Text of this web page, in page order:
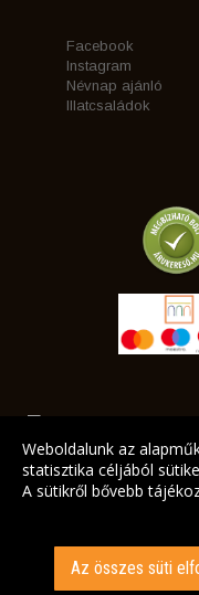
Facebook
Instagram
Névnap ajánló
Illatcsaládok
Weboldalunk az
statisztika céljából
A sütikről bővebb
Az összes süti